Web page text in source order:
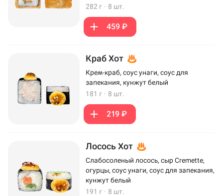
282 г · 8 шт.
459 ₽
Краб Хот
Крем-краб, соус унаги, соус для
запекания, кунжут белый
181 г · 8 шт.
219 ₽
Лосось Хот
Слабосоленый лосось, сыр Cremette,
огурцы, соус унаги, соус для запекания,
кунжут белый
191 г · 8 шт.